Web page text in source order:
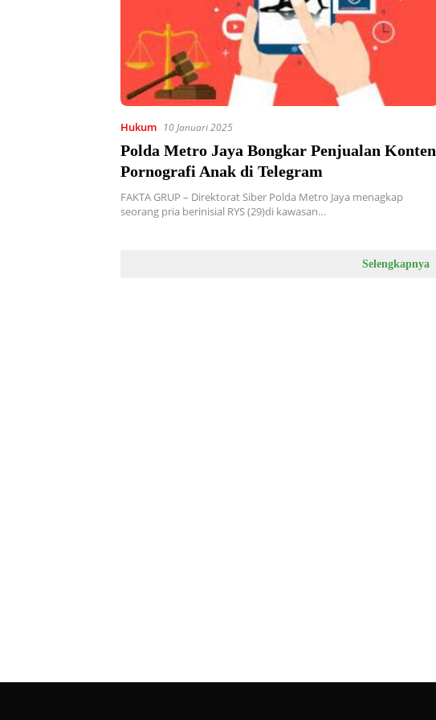
Hukum 10 Januari 2025
Polda Metro Jaya Bongkar Penjualan Konten
Pornografi Anak di Telegram
FAKTA GRUP – Direktorat Siber Polda Metro Jaya menagkap
seorang pria berinisial RYS (29)di kawasan…
Selengkapnya